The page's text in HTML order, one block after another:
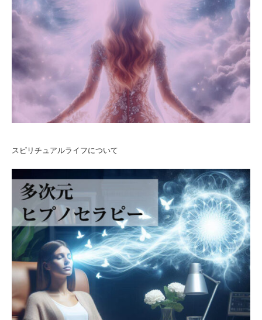
スピリチュアルライフについて